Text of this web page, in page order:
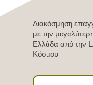
Διακόσμηση
με την
Ελλάδα από την
Κόσμου